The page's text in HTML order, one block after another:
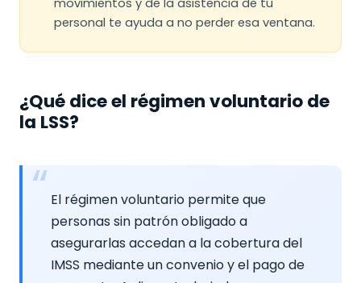
movimientos y de la asistencia de tu
personal te ayuda a no perder esa ventana.
¿Qué dice el régimen voluntario de
la LSS?
El régimen voluntario permite que
personas sin patrón obligado a
asegurarlas accedan a la cobertura del
IMSS mediante un convenio y el pago de